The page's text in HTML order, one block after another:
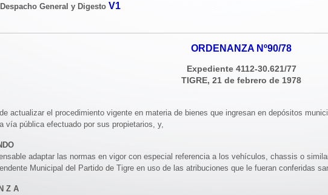
General y Digesto V1
ORDENANZA Nº90/78
Expediente 4112-30.621/77
TIGRE, 21 de febrero de 1978
actualizar el procedimiento vigente en materia de bienes que ingresan en depósitos
vía pública efectuado por sus propietarios, y,
adaptar las normas en vigor con especial referencia a los vehículos, chassis o
Municipal del Partido de Tigre en uso de las atribuciones que le fueran conferidas
Z A